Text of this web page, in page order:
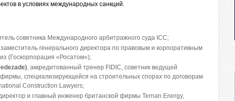
в условиях международных санкций.
советника Международного арбитражного суда ICC;
заместитель генерального директора по правовым и корпоративным
(Госкорпорация «Росатом»);
, аккредитованный тренер FIDIC, советник ведущей
специализирующейся на строительных спорах по договорам
Construction Lawyers;
и главный инженер британской фирмы Ternan Energy,